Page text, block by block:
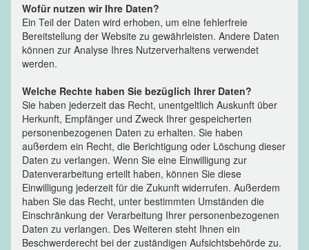
Wofür nutzen wir Ihre Daten?
Ein Teil der Daten wird erhoben, um eine fehlerfreie
Bereitstellung der Website zu gewährleisten. Andere Daten
können zur Analyse Ihres Nutzerverhaltens verwendet
werden.
Welche Rechte haben Sie bezüglich Ihrer Daten?
Sie haben jederzeit das Recht, unentgeltlich Auskunft über
Herkunft, Empfänger und Zweck Ihrer gespeicherten
personenbezogenen Daten zu erhalten. Sie haben
außerdem ein Recht, die Berichtigung oder Löschung dieser
Daten zu verlangen. Wenn Sie eine Einwilligung zur
Datenverarbeitung erteilt haben, können Sie diese
Einwilligung jederzeit für die Zukunft widerrufen. Außerdem
haben Sie das Recht, unter bestimmten Umständen die
Einschränkung der Verarbeitung Ihrer personenbezogenen
Daten zu verlangen. Des Weiteren steht Ihnen ein
Beschwerderecht bei der zuständigen Aufsichtsbehörde zu.